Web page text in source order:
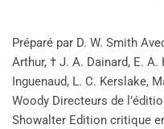
Préparé par D. W. Smith
Arthur, † J. A. Dainard, E.
Inguenaud, L. C. Kerslake,
Woody Directeurs de
Showalter Edition critique